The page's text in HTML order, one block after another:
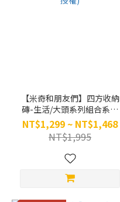
【米奇和朋友們】四方收納
磚-生活/大頭系列組合系列
(正版授權)
NT$1,299 ~ NT$1,468
NT$1,995